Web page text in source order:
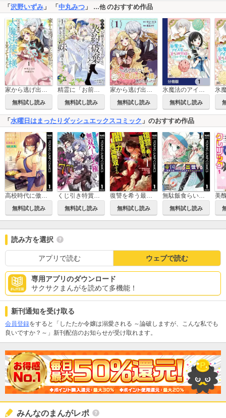
「沢野いずみ 」 「中丸みつ 」 …他のおすすめ作品
家から逃げ出したい私が、うっかり憧れの大魔法使い様を買ってしまったら（コミック）
無料試し読み
精霊に「お前は主人にふさわしくない、契約破棄してくれ！」と言われたので、欲しがっている妹に譲ります
無料試し読み
家から逃げ出したい私が、うっかり憧れの大魔法使い様を買ってしまったら（コミック）【分冊版】
無料試し読み
氷魔法のアイス屋さんは、暑がり神官様のごひいきです。【分冊版】
無料試し読み
「 水曜日はまったりダッシュエックスコミック 」のおすすめ作品
高校時代に傲慢だった女王様との同棲生活は意外と居心地が悪くない
無料試し読み
くじ引き特賞：無双ハーレム権
無料試し読み
復讐を希う最強勇者は、闇の力で殲滅無双する
無料試し読み
無駄飯食らい認定されたので愛想をつかし、帝国に移って出世する ～王国の偉い人にはそれが分からんのです～
無料試し読み
読み方を選択
アプリで読む ウェブで読む
専用アプリのダウンロード
サクサクまんがを読めて多機能！
新刊通知を受け取る
会員登録をすると「したたか令嬢は溺愛される ～論破しますが、こんな私でも
良いですか？～」新刊配信のお知らせが受け取れます。
みんなのまんがレポ